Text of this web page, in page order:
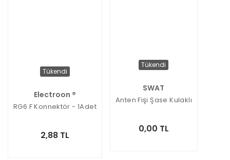
Tükendi
Electroon ®
RG6 F Konnektör - 1Adet
2,88 TL
Tükendi
SWAT
Anten Fişi Şase Kulaklı
0,00 TL